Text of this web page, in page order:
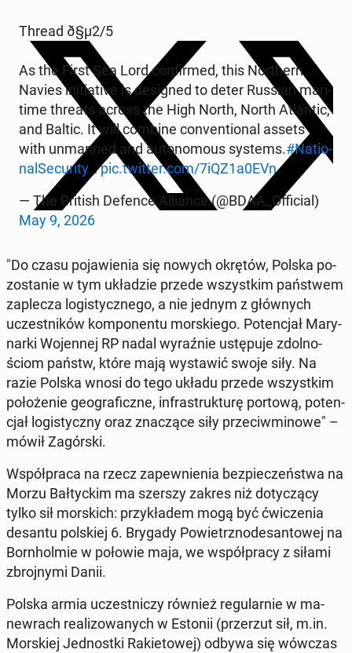
Thread ð§µ2/5
As the First Sea Lord con­fir­med, this Nor­thern
Navies in­i­tia­ti­ve is de­si­gned to deter Russian ma­ri­
ti­me threats across the High North, North Atlan­tic,
and Baltic. It will combine co­nven­tio­nal assets
with unman­ned and au­to­no­mo­us systems.#Na­tio­
nal­Se­cu­ri­ty…pic.twitter.com/7iQZ1a0EVn
— The British Defence Al­lian­ce (@BDAA_Of­fi­cial)
May 9, 2026
"Do czasu po­ja­wie­nia się nowych okrętów, Polska po­
zo­sta­nie w tym ukła­dzie przede wszyst­kim pań­stwem
za­ple­cza lo­gi­stycz­ne­go, a nie jednym z głów­nych
uczest­ni­ków kom­po­nen­tu mor­skie­go. Po­ten­cjał Ma­ry­
nar­ki Wo­jen­nej RP nadal wy­raź­nie ustę­pu­je zdol­no­
ściom państw, które mają wy­sta­wić swoje siły. Na
razie Polska wnosi do tego układu przede wszyst­kim
po­ło­że­nie geo­gra­ficz­ne, in­fra­struk­tu­rę portową, po­ten­
cjał lo­gi­stycz­ny oraz zna­czą­ce siły prze­ciw­mi­no­we" –
mówił Za­gór­ski.
Współ­pra­ca na rzecz za­pew­nie­nia bez­pie­czeń­stwa na
Morzu Bał­tyc­kim ma szerszy zakres niż do­ty­czą­cy
tylko sił mor­skich: przy­kła­dem mogą być ćwi­cze­nia
desantu pol­skiej 6. Brygady Po­wietrz­no­de­san­to­wej na
Born­hol­mie w połowie maja, we współ­pra­cy z siłami
zbroj­ny­mi Danii.
Polska armia uczest­ni­czy również re­gu­lar­nie w ma­
new­rach re­ali­zo­wa­nych w Estonii (prze­rzut sił, m.in.
Mor­skiej Jed­nost­ki Ra­kie­to­wej) odbywa się wówczas